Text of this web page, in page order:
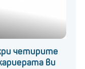
четирите
ви